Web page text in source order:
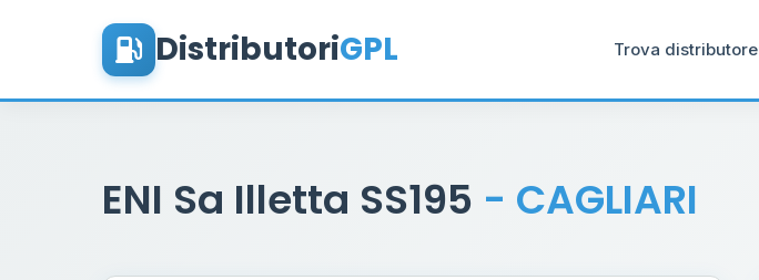
DistributoriGPL Trova distributore
ENI Sa Illetta SS195 - CAGLIARI